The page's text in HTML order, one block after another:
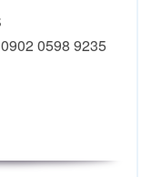
0598 9235